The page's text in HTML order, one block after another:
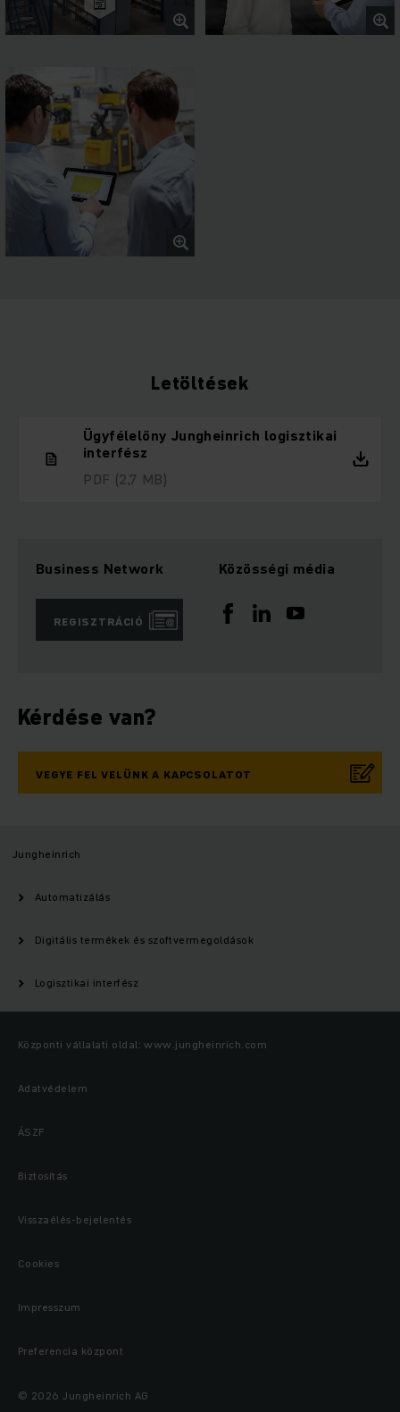
Letöltések
Ügyfélelőny Jungheinrich logisztikai
interfész
PDF (2,7 MB)
Business Network
REGISZTRÁCIÓ
Közösségi média
Kérdése van?
VEGYE FEL VELÜNK A KAPCSOLATOT
Jungheinrich
Automatizálás
Digitális termékek és szoftvermegoldások
Logisztikai interfész
Központi vállalati oldal: www.jungheinrich.com
Adatvédelem
ÁSZF
Biztosítás
Visszaélés-bejelentés
Cookies
Impresszum
Preferencia központ
© 2026 Jungheinrich AG